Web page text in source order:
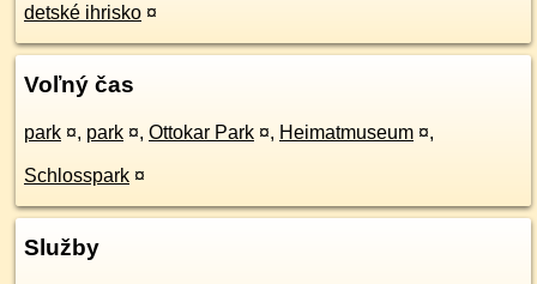
detské ihrisko ¤
Voľný čas
park ¤, park ¤, Ottokar Park ¤, Heimatmuseum ¤,
Schlosspark ¤
Služby